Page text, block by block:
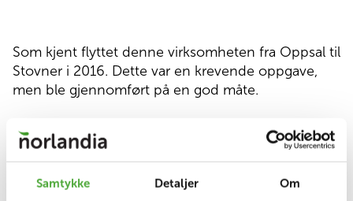
Samtykke Detaljer Om
Som kjent flyttet denne virksomheten fra Oppsal til
Stovner i 2016. Dette var en krevende oppgave,
men ble gjennomført på en god måte.